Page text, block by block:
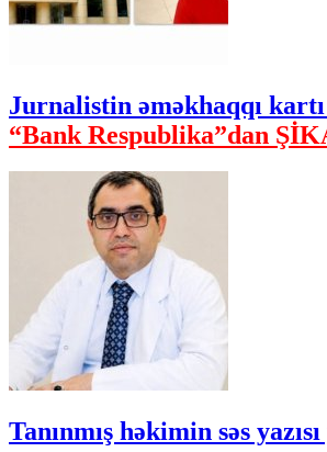
Jurnalistin əməkhaqqı
“Bank Respublika”dan
Tanınmış həkimin səs yazısı